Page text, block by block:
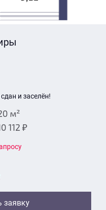
и заселён!
м²
112 ₽
заявку